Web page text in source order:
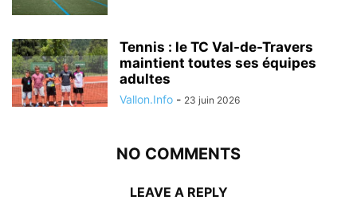
Tennis : le TC Val-de-Travers
maintient toutes ses équipes
adultes
Vallon.Info - 23 juin 2026
NO COMMENTS
LEAVE A REPLY